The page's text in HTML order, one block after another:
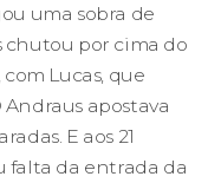
uma sobra de
chutou por cima do
Lucas, que
apostava
E aos 21
falta da entrada da